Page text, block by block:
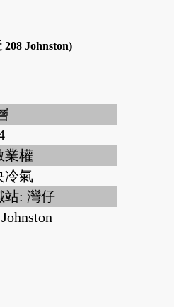
Johnston)
業權
冷氣
站: 灣仔